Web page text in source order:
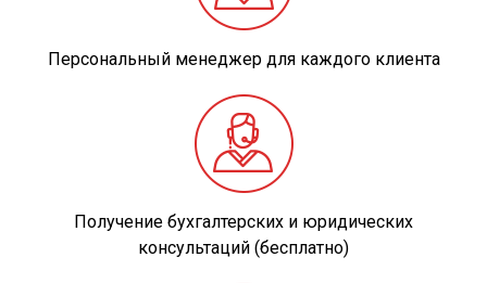
Персональный менеджер для каждого клиента
Получение бухгалтерских и юридических
консультаций (бесплатно)